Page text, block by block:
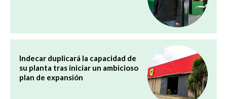
Indecar duplicará la capacidad de
su planta tras iniciar un ambicioso
plan de expansión